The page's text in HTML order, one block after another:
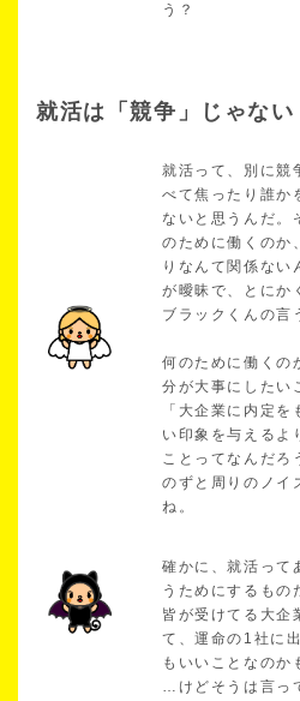
う？
就活は「競争」じゃない
就活って、別に競
べて焦ったり誰か
ないと思うんだ。
のために働くのか
りなんて関係ない
が曖昧で、とにか
ブラックくんの言
何のために働くの
分が大事にしたい
「大企業に内定
い印象を与えるよ
ことってなんだろ
のずと周りのノイ
ね。
確かに、就活って
うためにするもの
皆が受けてる大企
て、運命の1社に
もいいことなのか
…けどそうは言っ